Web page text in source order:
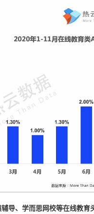
导、学而思网校等在线教育